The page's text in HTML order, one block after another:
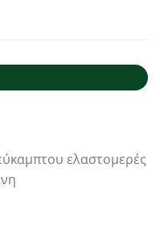
ελαστομερές